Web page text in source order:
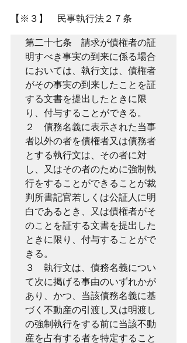
【※３】　民事執行法２７条
第二十七条　請求が債権者の証
明すべき事実の到来に係る場合
においては、執行文は、債権者
がその事実の到来したことを証
する文書を提出したときに限
り、付与することができる。
２　債務名義に表示された当事
者以外の者を債権者又は債務者
とする執行文は、その者に対
し、又はその者のために強制執
行をすることができることが裁
判所書記官若しくは公証人に明
白であるとき、又は債権者がそ
のことを証する文書を提出した
ときに限り、付与することがで
きる。
３　執行文は、債務名義につい
て次に掲げる事由のいずれかが
あり、かつ、当該債務名義に基
づく不動産の引渡し又は明渡し
の強制執行をする前に当該不動
産を占有する者を特定すること